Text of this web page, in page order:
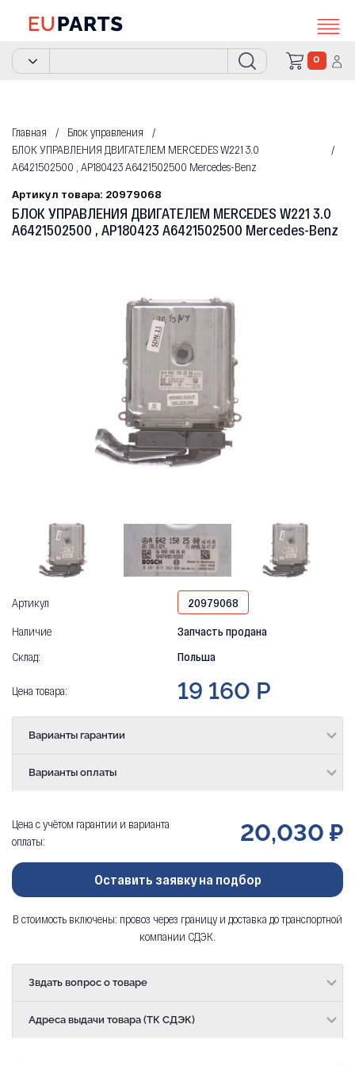
0
Главная
Блок управления
БЛОК УПРАВЛЕНИЯ ДВИГАТЕЛЕМ MERCEDES W221 3.0
A6421502500 , AP180423 A6421502500 Mercedes-Benz
Артикул товара: 20979068
БЛОК УПРАВЛЕНИЯ ДВИГАТЕЛЕМ MERCEDES W221 3.0
A6421502500 , AP180423 A6421502500 Mercedes-Benz
Артикул
20979068
Наличие
Запчасть продана
Склад:
Польша
Цена товара: 19 160 Р
Варианты гарантии
Варианты оплаты
Цена с учётом гарантии и варианта
оплаты:
20,030 ₽
Оставить заявку на подбор
В стоимость включены: провоз через границу и доставка до транспортной
компании СДЭК.
Звдать вопрос о товаре
Адреса выдачи товара (ТК СДЭК)